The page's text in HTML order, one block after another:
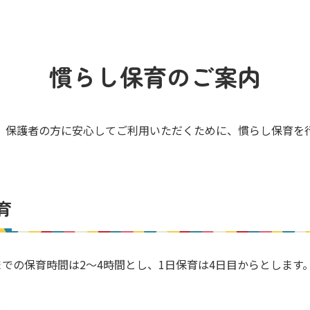
慣らし保育のご案内
護者の方に安心してご利用いただくために、慣らし保育を
の保育時間は2～4時間とし、1日保育は4日目からとします。